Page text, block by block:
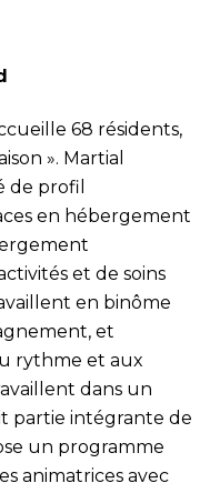
68 résidents,
». Martial
de profil
en hébergement
et de soins
en binôme
et
rythme et aux
dans un
partie intégrante de
un programme
animatrices avec